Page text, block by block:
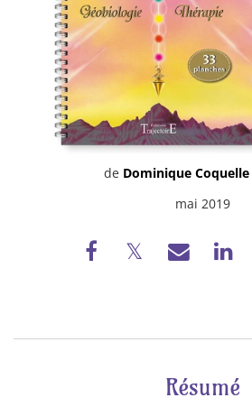
de Dominique Coquelle
mai 2019
Résumé